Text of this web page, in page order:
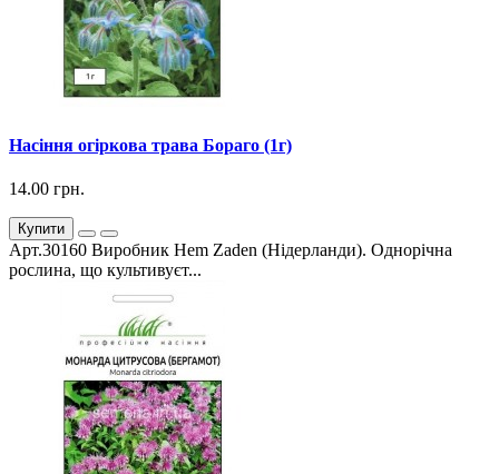
Насіння огіркова трава Бораго (1г)
14.00 грн.
Купити
Арт.30160 Виробник Hem Zaden (Нідерланди). Однорічна
рослина, що культивуєт...